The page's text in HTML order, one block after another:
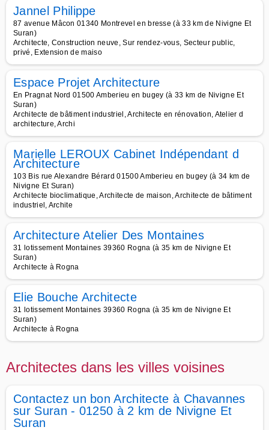
Jannel Philippe
87 avenue Mâcon 01340 Montrevel en bresse (à 33 km de Nivigne Et
Suran)
Architecte, Construction neuve, Sur rendez-vous, Secteur public,
privé, Extension de maiso
Espace Projet Architecture
En Pragnat Nord 01500 Amberieu en bugey (à 33 km de Nivigne Et
Suran)
Architecte de bâtiment industriel, Architecte en rénovation, Atelier d
architecture, Archi
Marielle LEROUX Cabinet Indépendant d
Architecture
103 Bis rue Alexandre Bérard 01500 Amberieu en bugey (à 34 km de
Nivigne Et Suran)
Architecte bioclimatique, Architecte de maison, Architecte de bâtiment
industriel, Archite
Architecture Atelier Des Montaines
31 lotissement Montaines 39360 Rogna (à 35 km de Nivigne Et
Suran)
Architecte à Rogna
Elie Bouche Architecte
31 lotissement Montaines 39360 Rogna (à 35 km de Nivigne Et
Suran)
Architecte à Rogna
Architectes dans les villes voisines
Contactez un bon Architecte à Chavannes
sur Suran - 01250 à 2 km de Nivigne Et
Suran